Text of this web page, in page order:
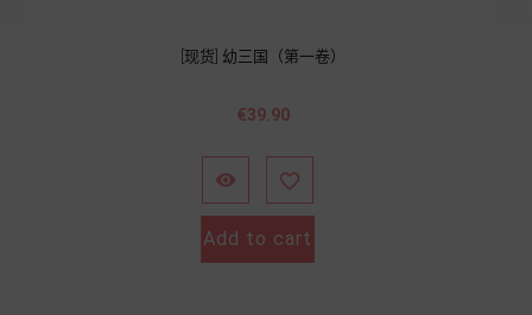
[现货] 幼三国（第一卷）
價
€39.90
 
Add to cart